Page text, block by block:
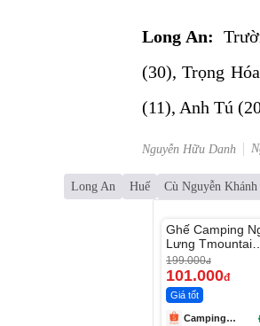
Long An:
(30), Trọng
(11), Anh Tú
Nguyễn Hữu Danh
Long An Huế Cù Nguyễn Khánh
-49%
Ghế Camping
Lưng Tmountain
Gấp Gọn
199.000đ
101.000đ
Giá tốt
Camping